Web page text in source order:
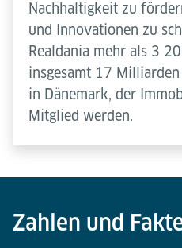
Nachhaltigkeit zu
und Innovationen zu
Realdania mehr als 3
insgesamt 17
in Dänemark, der
Mitglied werden.
Zahlen und